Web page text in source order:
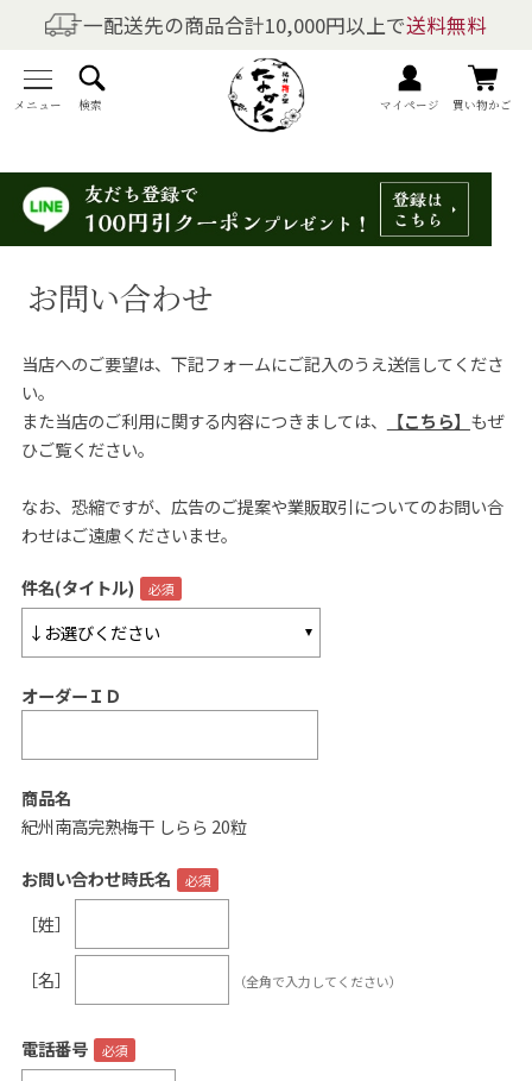
一配送先の商品合計10,000円以上で送料無料
メニュー 検索 マイページ 買い物かご
商品を探す
全商品一覧
梅干しの商品一覧
梅酒の商品一覧
梅製品・その他の商品一覧
メニュー
トップページ
マイページ
初めての方へ ご利用ガイド
ギフトサービス
お問い合わせ
0120-12-2486
【営業時間】8:30～17:30
休業日：日曜・祝日／土曜は不定休
お問い合わせフォームはこちら
お問い合わせ
当店へのご要望は、下記フォームにご記入のうえ送信してくださ
い。
また当店のご利用に関する内容につきましては、
【こちら】 もぜ
ひご覧ください。
なお、恐縮ですが、広告のご提案や業販取引についてのお問い合
わせはご遠慮くださいませ。
件名(タイトル)
オーダーＩＤ
商品名
紀州南高完熟梅干 しらら 20粒
お問い合わせ時氏名
［姓］
［名］ （全角で入力してください）
電話番号